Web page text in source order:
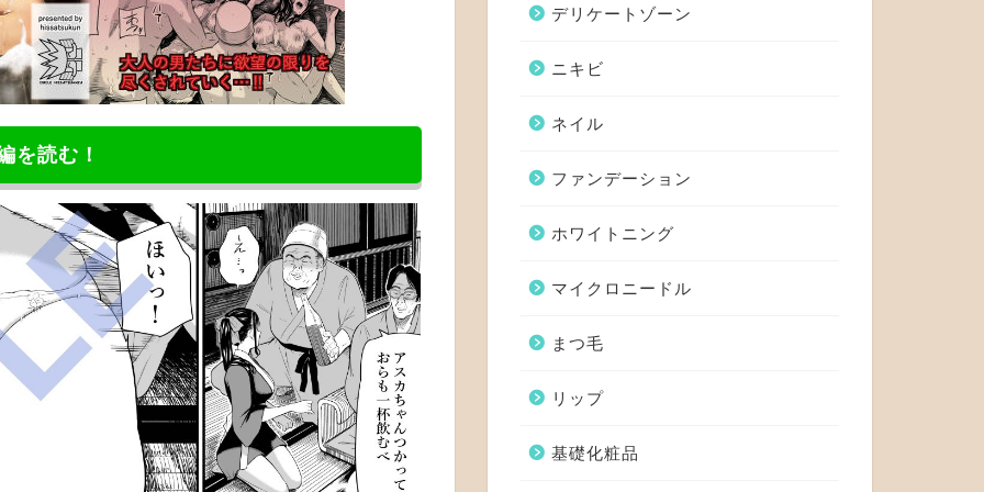
を読む！
デリケートゾーン
ニキビ
ネイル
ファンデーション
ホワイトニング
マイクロニードル
まつ毛
リップ
基礎化粧品